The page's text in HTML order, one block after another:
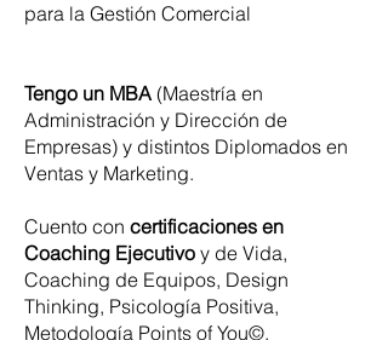
para la Gestión Comercial
Tengo un MBA (Maestría en
Administración y Dirección de
Empresas) y distintos Diplomados en
Ventas y Marketing.
Cuento con certificaciones en
Coaching Ejecutivo y de Vida,
Coaching de Equipos, Design
Thinking, Psicología Positiva,
Metodología Points of You©,